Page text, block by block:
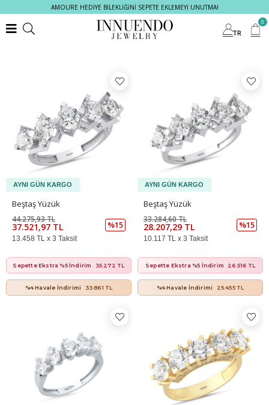
AMOURE HEDİYE BİLEKLİĞİNİ SEPETE EKLEMEYİ UNUTMA!
TR
0
Beştaş Yüzük
37.521,97 TL
44.275,93 TL
%15
13.458 TL x 3 Taksit
Sepette Ekstra %5 İndirim 35.272 TL
%4 Havale İndirimi 33.861 TL
Beştaş Yüzük
28.207,29 TL
33.284,60 TL
%15
10.117 TL x 3 Taksit
Sepette Ekstra %5 İndirim 26.516 TL
%4 Havale İndirimi 25.455 TL